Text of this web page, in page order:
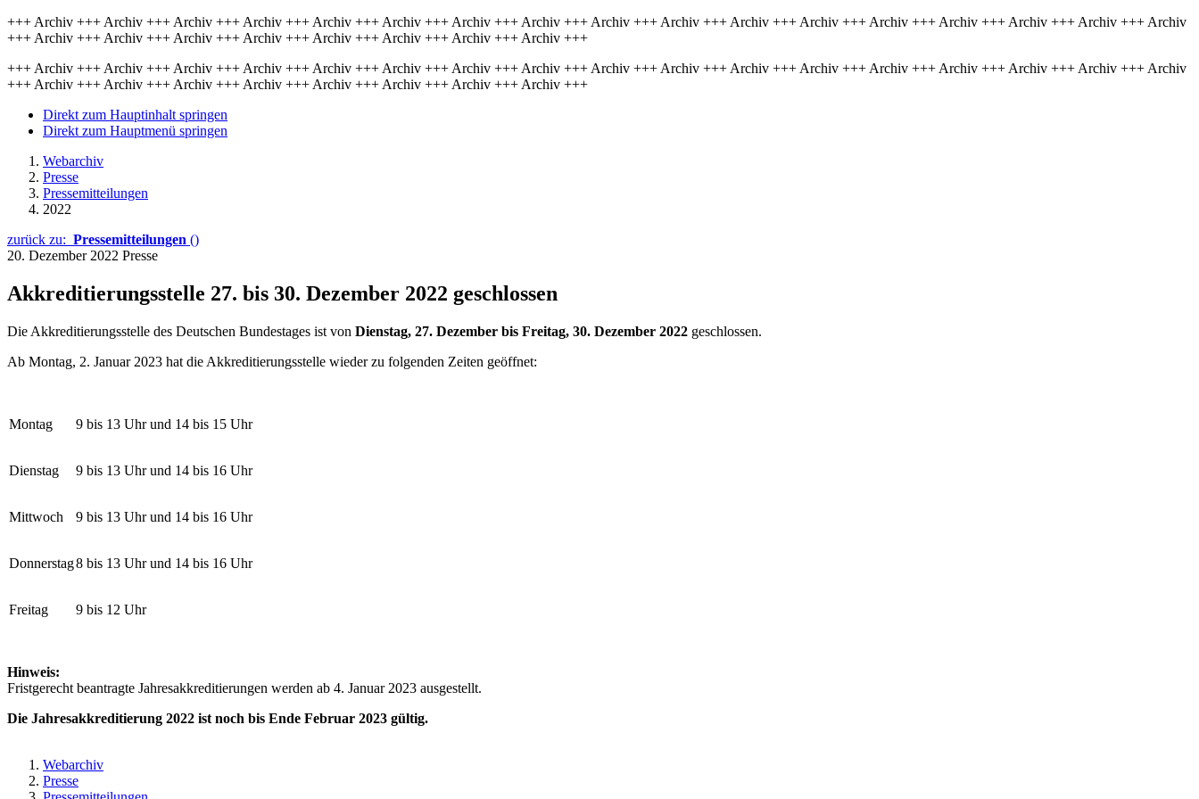
+++ Archiv +++ Archiv +++ Archiv +++ Archiv +++ Archiv +++ Archiv +++ Archiv +++ Archiv +++ Archiv +++ Archiv +++ Archiv +++ Archiv +++ Archiv +++ Archiv +++ Archiv +++ Archiv +++ Archiv
+++ Archiv +++ Archiv +++ Archiv +++ Archiv +++ Archiv +++ Archiv +++ Archiv +++ Archiv +++
+++ Archiv +++ Archiv +++ Archiv +++ Archiv +++ Archiv +++ Archiv +++ Archiv +++ Archiv +++ Archiv +++ Archiv +++ Archiv +++ Archiv +++ Archiv +++ Archiv +++ Archiv +++ Archiv +++ Archiv
+++ Archiv +++ Archiv +++ Archiv +++ Archiv +++ Archiv +++ Archiv +++ Archiv +++ Archiv +++
Direkt zum Hauptinhalt springen
Direkt zum Hauptmenü springen
Webarchiv
Presse
Pressemitteilungen
2022
zurück zu: Pressemitteilungen ()
20. Dezember 2022 Presse
Akkreditierungsstelle 27. bis 30. Dezember 2022 geschlossen
Die Akkreditierungsstelle des Deutschen Bundestages ist von Dienstag, 27. Dezember bis Freitag, 30. Dezember 2022 geschlossen.
Ab Montag, 2. Januar 2023 hat die Akkreditierungsstelle wieder zu folgenden Zeiten geöffnet:
Montag 9 bis 13 Uhr und 14 bis 15 Uhr
Dienstag 9 bis 13 Uhr und 14 bis 16 Uhr
Mittwoch 9 bis 13 Uhr und 14 bis 16 Uhr
Donnerstag8 bis 13 Uhr und 14 bis 16 Uhr
Freitag 9 bis 12 Uhr
Hinweis:
Fristgerecht beantragte Jahresakkreditierungen werden ab 4. Januar 2023 ausgestellt.
Die Jahresakkreditierung 2022 ist noch bis Ende Februar 2023 gültig.
Webarchiv
Presse